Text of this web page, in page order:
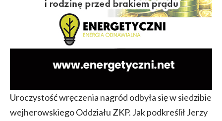
Uroczystość wręczenia nagród odbyła się w siedzibie
wejherowskiego Oddziału ZKP. Jak podkreślił Jerzy